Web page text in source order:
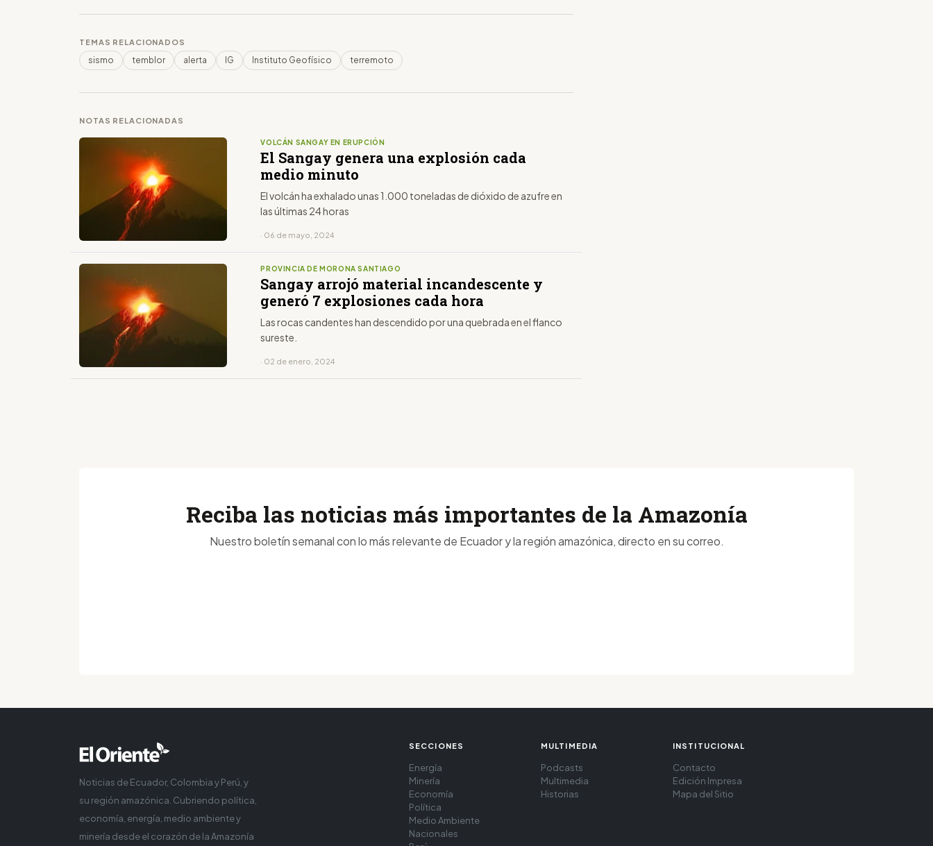
TEMAS RELACIONADOS
sismo temblor alerta IG Instituto Geofísico terremoto
NOTAS RELACIONADAS
VOLCÁN SANGAY EN ERUPCIÓN
El Sangay genera una explosión cada
medio minuto
El volcán ha exhalado unas 1.000 toneladas de dióxido de azufre en
las últimas 24 horas
· 06 de mayo, 2024
PROVINCIA DE MORONA SANTIAGO
Sangay arrojó material incandescente y
generó 7 explosiones cada hora
Las rocas candentes han descendido por una quebrada en el flanco
sureste.
· 02 de enero, 2024
Reciba las noticias más importantes de la Amazonía
Nuestro boletín semanal con lo más relevante de Ecuador y la región amazónica, directo en su correo.
Noticias de Ecuador, Colombia y Perú, y
su región amazónica. Cubriendo política,
economía, energía, medio ambiente y
minería desde el corazón de la Amazonía
SECCIONES
Energía
Minería
Economía
Política
Medio Ambiente
Nacionales
MULTIMEDIA
Podcasts
Multimedia
Historias
INSTITUCIONAL
Contacto
Edición Impresa
Mapa del Sitio